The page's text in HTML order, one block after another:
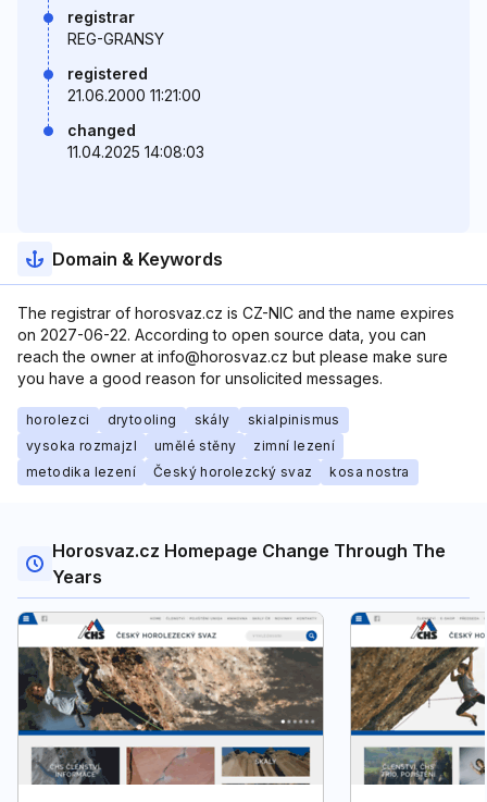
registrar
REG-GRANSY
registered
21.06.2000 11:21:00
changed
11.04.2025 14:08:03
Domain & Keywords
The registrar of horosvaz.cz is CZ-NIC and the name expires
on 2027-06-22. According to open source data, you can
reach the owner at info@horosvaz.cz but please make sure
you have a good reason for unsolicited messages.
horolezci drytooling skály
skialpinismus
vysoka rozmajzl
umělé stěny
zimní lezení
metodika lezení
Český horolezcký svaz kosa nostra
Horosvaz.cz Homepage Change Through The
Years